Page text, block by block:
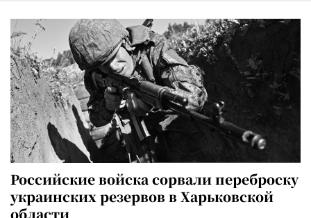
Российские войска сорвали переброску
украинских резервов в Харьковской
области